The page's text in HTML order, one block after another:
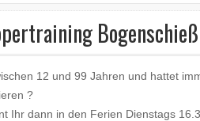
12 und 99 Jahren und hattet
?
Ihr dann in den Ferien Dienstags